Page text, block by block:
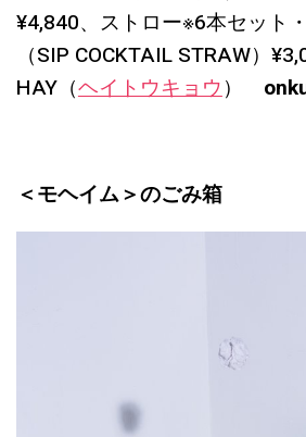
¥4,840、ストロー※6本セット
（SIP COCKTAIL STRAW）
HAY（ヘイトウキョウ）
＜モヘイム＞のごみ箱